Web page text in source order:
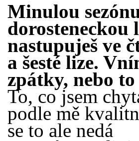
Minulou
dorosteneckou
nastupuješ ve
a šesté lize.
zpátky, nebo
To, co jsem
podle mě
se to ale nedá